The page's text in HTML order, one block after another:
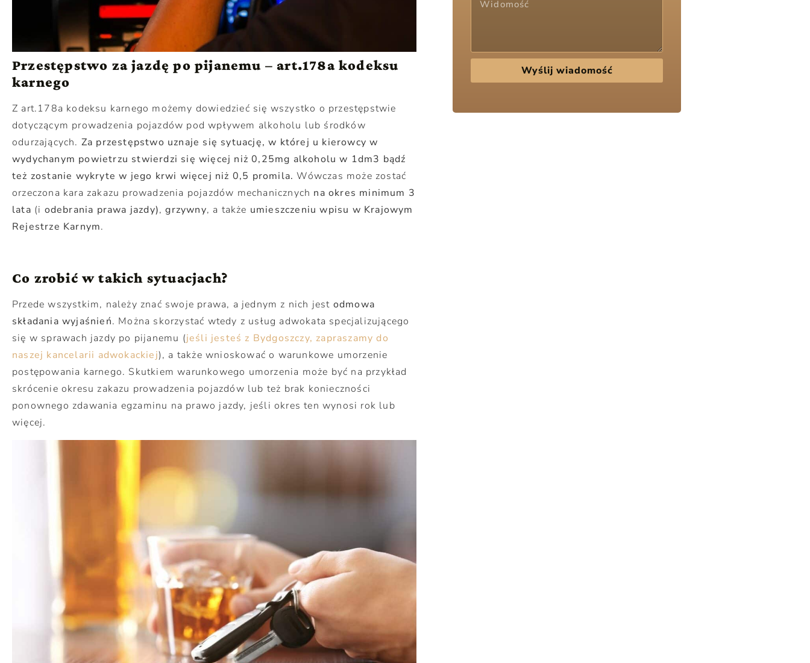
Przestępstwo za jazdę po pijanemu – art.178a kodeksu
karnego
Z art.178a kodeksu karnego możemy dowiedzieć się wszystko o przestępstwie
dotyczącym prowadzenia pojazdów pod wpływem alkoholu lub środków
odurzających. Za przestępstwo uznaje się sytuację, w której u kierowcy w
wydychanym powietrzu stwierdzi się więcej niż 0,25mg alkoholu w 1dm3 bądź
też zostanie wykryte w jego krwi więcej niż 0,5 promila. Wówczas może zostać
orzeczona kara zakazu prowadzenia pojazdów mechanicznych na okres minimum 3
lata (i odebrania prawa jazdy),grzywny, a także umieszczeniu wpisu w Krajowym
Rejestrze Karnym.
Co zrobić w takich sytuacjach?
Przede wszystkim, należy znać swoje prawa, a jednym z nich jest odmowa
składania wyjaśnień. Można skorzystać wtedy z usług adwokata specjalizującego
się w sprawach jazdy po pijanemu (jeśli jesteś z Bydgoszczy, zapraszamy do
naszej kancelarii adwokackiej), a także wnioskować o warunkowe umorzenie
postępowania karnego. Skutkiem warunkowego umorzenia może być na przykład
skrócenie okresu zakazu prowadzenia pojazdów lub też brak konieczności
ponownego zdawania egzaminu na prawo jazdy, jeśli okres ten wynosi rok lub
więcej.
Wyślij wiadomość